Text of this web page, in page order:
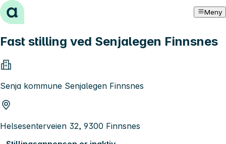
Hopp til innhold Meny
Fast stilling ved Senjalegen Finnsnes
Senja kommune Senjalegen Finnsnes
Helsesenterveien 32, 9300 Finnsnes